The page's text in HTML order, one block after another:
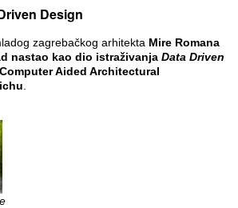
Design
zagrebačkog arhitekta Mire Romana
nastao kao dio istraživanja Data Driven
Computer Aided Architectural